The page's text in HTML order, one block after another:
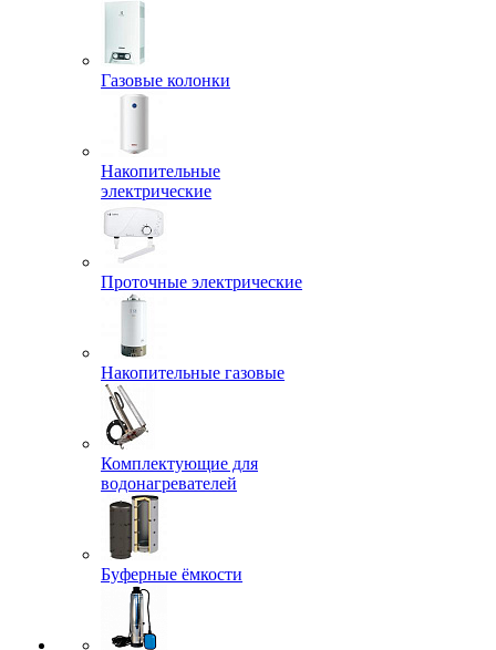
Газовые колонки
Накопительные
электрические
Проточные электрические
Накопительные газовые
Комплектующие для
водонагревателей
Буферные ёмкости